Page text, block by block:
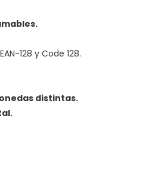
128 y Code 128.
distintas.